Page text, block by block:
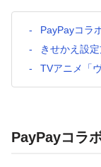
PayPayコラ
きせかえ設
TVアニメ「
PayPayコラ